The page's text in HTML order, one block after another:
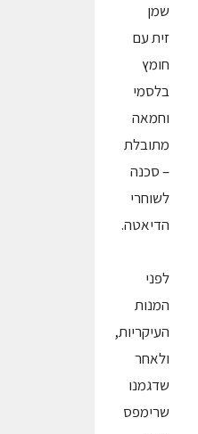
שמן
זית עם
חומץ
בלסמי
וחמאה
מתובלת
– סכנה
לשוחרי
הדיאטה.
לפני
המנות
העיקריות,
ולאחר
שדגמנו
שרימפס